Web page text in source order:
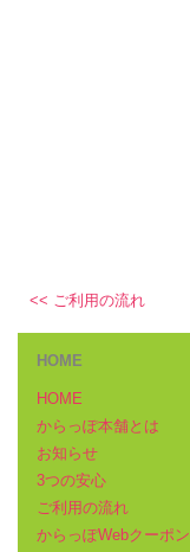
<< ご利用の流れ
HOME
HOME
からっぽ本舗とは
お知らせ
3つの安心
ご利用の流れ
からっぽWebクーポン